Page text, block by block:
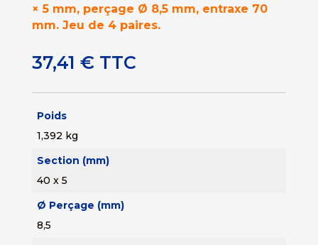
× 5 mm, perçage Ø 8,5 mm, entraxe 70
mm. Jeu de 4 paires.
37,41 € TTC
Poids
1,392 kg
Section (mm)
40 x 5
Ø Perçage (mm)
8,5